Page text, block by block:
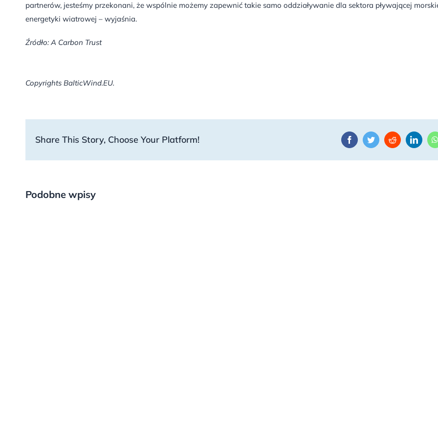
partnerów, jesteśmy przekonani, że wspólnie możemy zapewnić takie samo oddziaływanie dla sektora pływającej
energetyki wiatrowej – wyjaśnia.
Źródło: A Carbon Trust
Copyrights BalticWind.EU.
Share This Story, Choose Your Platform! FacebookTwitterReddit
Podobne wpisy